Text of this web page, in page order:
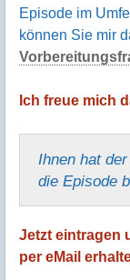
Episode im
können Sie mir
Ich freue mich
Ihnen hat
die Episode
Jetzt eintragen
per eMail